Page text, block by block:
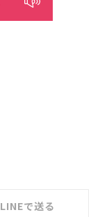
LINEで送る